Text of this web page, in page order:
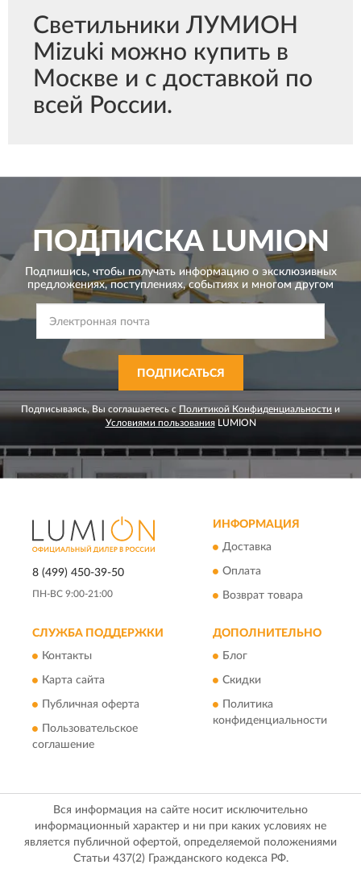
Светильники ЛУМИОН
Mizuki можно купить в
Москве и с доставкой по
всей России.
ПОДПИСКАLUMION
Подпишись, чтобы получать информацию о эксклюзивных
предложениях,поступлениях, событиях и многом другом
ПОДПИСАТЬСЯ
Подписываясь, Вы соглашаетесь сПолитикой Конфиденциальности и
Условиями пользованияLUMION
8 (499) 450-39-50
ПН-ВС 9:00-21:00
ИНФОРМАЦИЯ
Доставка
Оплата
Возврат товара
СЛУЖБА ПОДДЕРЖКИ
Контакты
Карта сайта
Публичная оферта
Пользовательское
соглашение
ДОПОЛНИТЕЛЬНО
Блог
Скидки
Политика
конфиденциальности
Вся информация на сайте носит исключительно
информационный характер и ни при каких условиях не
является публичной офертой, определяемой положениями
Статьи 437(2) Гражданского кодекса РФ.